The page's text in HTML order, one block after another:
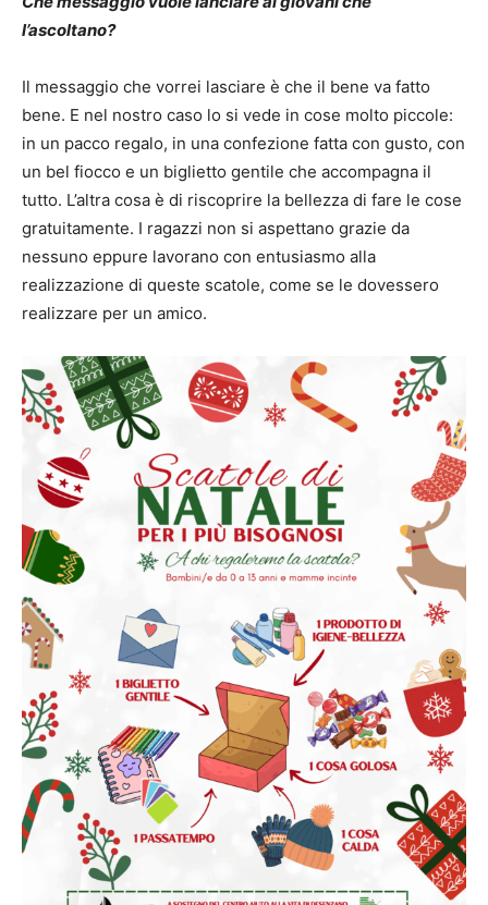
l’ascoltano?
Il messaggio che vorrei lasciare è che il bene va fatto
bene. E nel nostro caso lo si vede in cose molto piccole:
in un pacco regalo, in una confezione fatta con gusto, con
un bel fiocco e un biglietto gentile che accompagna il
tutto. L’altra cosa è di riscoprire la bellezza di fare le cose
gratuitamente. I ragazzi non si aspettano grazie da
nessuno eppure lavorano con entusiasmo alla
realizzazione di queste scatole, come se le dovessero
realizzare per un amico.